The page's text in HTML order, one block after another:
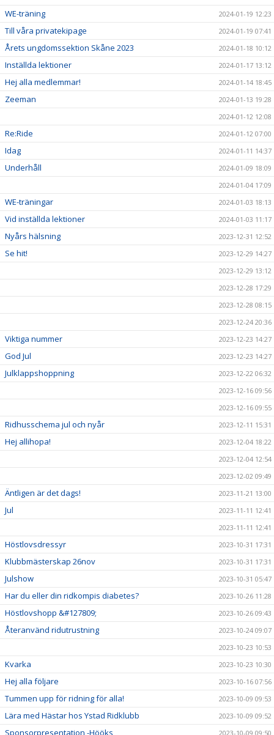
WE-träning 2024-01-19 12:23
Till våra privatekipage 2024-01-19 07:41
Årets ungdomssektion Skåne 2023 2024-01-18 10:12
Inställda lektioner 2024-01-17 13:12
Hej alla medlemmar! 2024-01-14 18:45
Zeeman
2024-01-13 19:28
2024-01-12 12:08
Re:Ride 2024-01-12 07:00
Idag 2024-01-11 14:37
Underhåll
2024-01-09 18:09
2024-01-04 17:09
WE-träningar 2024-01-03 18:13
Vid inställda lektioner 2024-01-03 11:17
Nyårs hälsning 2023-12-31 12:52
Se hit!
2023-12-29 14:27
2023-12-29 13:12
2023-12-28 17:29
2023-12-28 08:15
2023-12-24 20:36
Viktiga nummer 2023-12-23 14:27
God Jul 2023-12-23 14:27
Julklappshoppning
2023-12-22 06:32
2023-12-16 09:56
2023-12-16 09:55
Ridhusschema jul och nyår 2023-12-11 15:31
Hej allihopa!
2023-12-04 18:22
2023-12-04 12:54
2023-12-02 09:49
Äntligen är det dags! 2023-11-21 13:00
Jul
2023-11-11 12:41
2023-11-11 12:41
Höstlovsdressyr 2023-10-31 17:31
Klubbmästerskap 26nov 2023-10-31 17:31
Julshow 2023-10-31 05:47
Har du eller din ridkompis diabetes? 2023-10-26 11:28
Höstlovshopp &#127809; 2023-10-26 09:43
Återanvänd ridutrustning
2023-10-24 09:07
2023-10-23 10:53
Kvarka 2023-10-23 10:30
Hej alla följare 2023-10-16 07:56
Tummen upp för ridning för alla! 2023-10-09 09:53
Lära med Hästar hos Ystad Ridklubb 2023-10-09 09:52
Sponsorpresentation -Hööks 2023-10-09 09:50